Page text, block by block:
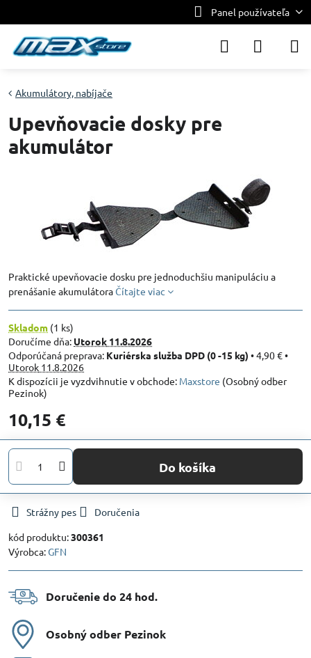
Panel používateľa
Akumulátory, nabíjače
Upevňovacie dosky pre
akumulátor
Praktické upevňovacie dosku pre jednoduchšiu manipuláciu a
prenášanie akumulátoraČítajte viac
Skladom (1 ks)
Doručíme dňa: Utorok 11.8.2026
Kuriérska služba DPD (0 -15 kg) •4,90 €•
Utorok 11.8.2026
Maxstore (Osobný odber
Pezinok)
10,15 €
Do košíka
Strážny pes
Doručenia
kód produktu:300361
Výrobca:GFN
Doručenie do 24 hod​.
Osobný odber Pezinok